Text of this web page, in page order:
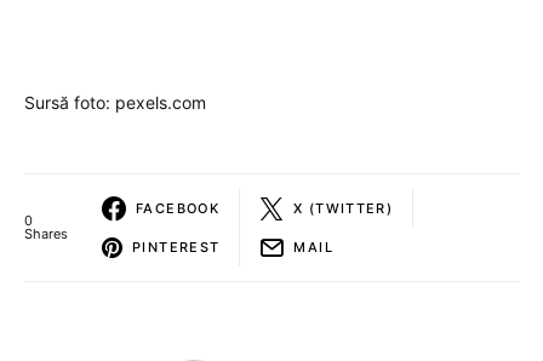
Sursă foto: pexels.com
0
Shares
FACEBOOK X (TWITTER)
PINTEREST MAIL